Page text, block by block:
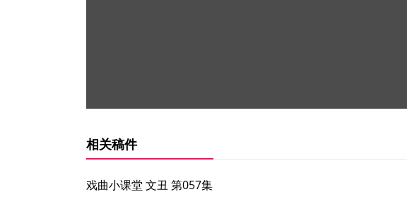
相关稿件
戏曲小课堂 文丑 第057集